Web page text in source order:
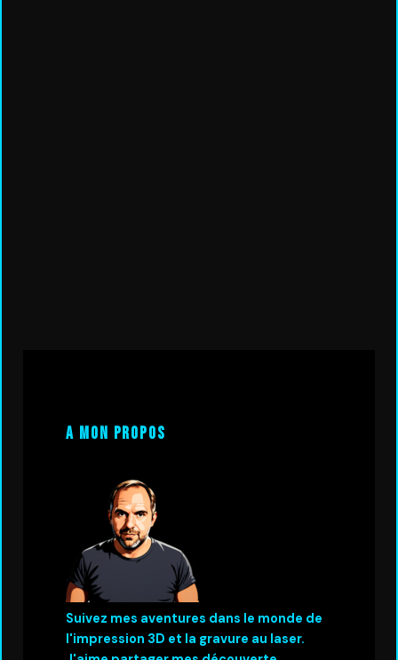
A mon propos
Suivez mes aventures dans le monde de
l'impression 3D et la gravure au laser.